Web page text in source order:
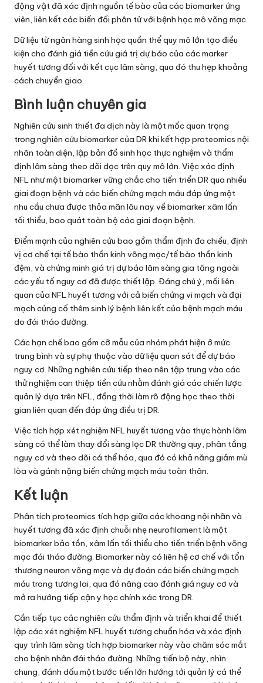
động vật đã xác định nguồn tế bào của các biomarker ứng
viên, liên kết các biến đổi phân tử với bệnh học mô võng mạc.
Dữ liệu từ ngân hàng sinh học quần thể quy mô lớn tạo điều
kiện cho đánh giá tiền cứu giá trị dự báo của các marker
huyết tương đối với kết cục lâm sàng, qua đó thu hẹp khoảng
cách chuyển giao.
Bình luận chuyên gia
Nghiên cứu sinh thiết đa dịch này là một mốc quan trọng
trong nghiên cứu biomarker của DR khi kết hợp proteomics nội
nhãn toàn diện, lập bản đồ sinh học thực nghiệm và thẩm
định lâm sàng theo dõi dọc trên quy mô lớn. Việc xác định
NFL như một biomarker vững chắc cho tiến triển DR qua nhiều
giai đoạn bệnh và các biến chứng mạch máu đáp ứng một
nhu cầu chưa được thỏa mãn lâu nay về biomarker xâm lấn
tối thiểu, bao quát toàn bộ các giai đoạn bệnh.
Điểm mạnh của nghiên cứu bao gồm thẩm định đa chiều, định
vị cơ chế tại tế bào thần kinh võng mạc/tế bào thần kinh
đệm, và chứng minh giá trị dự báo lâm sàng gia tăng ngoài
các yếu tố nguy cơ đã được thiết lập. Đáng chú ý, mối liên
quan của NFL huyết tương với cả biến chứng vi mạch và đại
mạch củng cố thêm sinh lý bệnh liên kết của bệnh mạch máu
do đái tháo đường.
Các hạn chế bao gồm cỡ mẫu của nhóm phát hiện ở mức
trung bình và sự phụ thuộc vào dữ liệu quan sát để dự báo
nguy cơ. Những nghiên cứu tiếp theo nên tập trung vào các
thử nghiệm can thiệp tiền cứu nhằm đánh giá các chiến lược
quản lý dựa trên NFL, đồng thời làm rõ động học theo thời
gian liên quan đến đáp ứng điều trị DR.
Việc tích hợp xét nghiệm NFL huyết tương vào thực hành lâm
sàng có thể làm thay đổi sàng lọc DR thường quy, phân tầng
nguy cơ và theo dõi cá thể hóa, qua đó có khả năng giảm mù
lòa và gánh nặng biến chứng mạch máu toàn thân.
Kết luận
Phân tích proteomics tích hợp giữa các khoang nội nhãn và
huyết tương đã xác định chuỗi nhẹ neurofilament là một
biomarker bảo tồn, xâm lấn tối thiểu cho tiến triển bệnh võng
mạc đái tháo đường. Biomarker này có liên hệ cơ chế với tổn
thương neuron võng mạc và dự đoán các biến chứng mạch
máu trong tương lai, qua đó nâng cao đánh giá nguy cơ và
mở ra hướng tiếp cận y học chính xác trong DR.
Cần tiếp tục các nghiên cứu thẩm định và triển khai để thiết
lập các xét nghiệm NFL huyết tương chuẩn hóa và xác định
quy trình lâm sàng tích hợp biomarker này vào chăm sóc mắt
cho bệnh nhân đái tháo đường. Những tiến bộ này, nhìn
chung, đánh dấu một bước tiến lớn hướng tới quản lý cá thể